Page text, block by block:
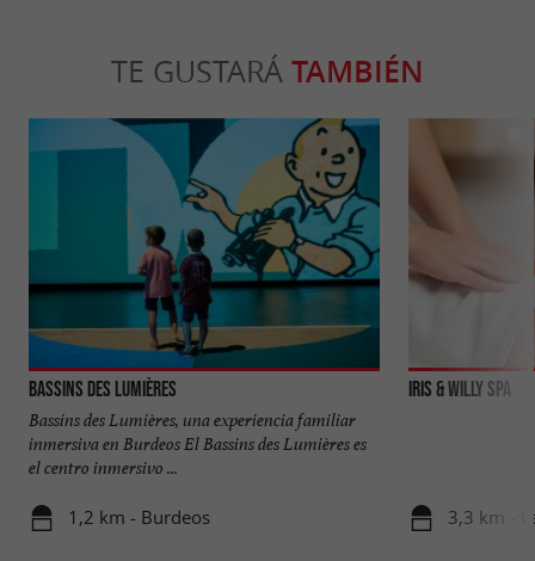
TE GUSTARÁ TAMBIÉN
Bassins des Lumières
Bassins des Lumières, una experiencia familiar
inmersiva en Burdeos El Bassins des Lumières es
el centro inmersivo ...
1,2 km - Burdeos
Iris & Willy Spa
3,3 km -